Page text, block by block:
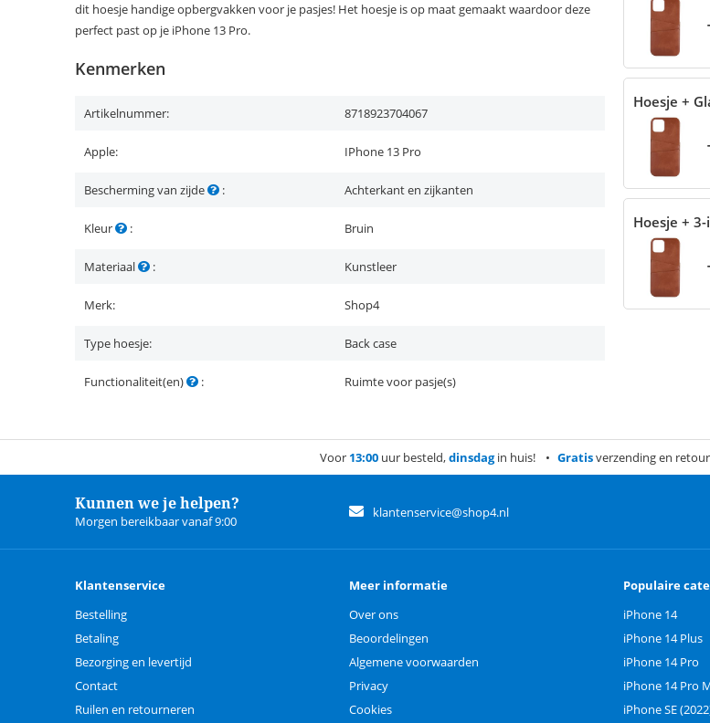
dit hoesje handige opbergvakken voor je pasjes! Het hoesje is op maat gemaakt waardoor deze
perfect past op je iPhone 13 Pro.
Kenmerken
Artikelnummer: 8718923704067
Apple: IPhone 13 Pro
Bescherming van zijde : Achterkant en zijkanten
Kleur : Bruin
Materiaal : Kunstleer
Merk: Shop4
Type hoesje: Back case
Functionaliteit(en) : Ruimte voor pasje(s)
Hoesje +
Hoesje +
Voor 13:00uur besteld,dinsdagin huis! Gratisverzending en retour
Kunnen we je helpen?
Morgen bereikbaar vanaf 9:00
klantenservice@shop4.nl
Klantenservice
Bestelling
Betaling
Bezorging en levertijd
Contact
Ruilen en retourneren
Meer informatie
Over ons
Beoordelingen
Algemene voorwaarden
Privacy
Cookies
Populaire
iPhone 14
iPhone 14 Plus
iPhone 14 Pro
iPhone 14 Pro
iPhone SE